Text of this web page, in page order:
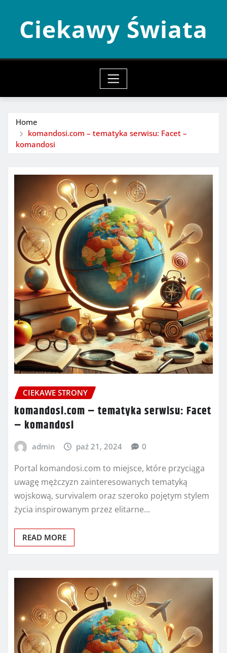
contentCiekawy Świata
Home
komandosi.com – tematyka serwisu: Facet –
komandosi
CIEKAWE STRONY
komandosi.com – tematyka serwisu: Facet
– komandosi
admin paź 21, 2024 0
Portal komandosi.com to miejsce, które przyciąga
uwagę mężczyzn zainteresowanych tematyką
wojskową, survivalem oraz szeroko pojętym stylem
życia inspirowanym przez elitarne…
READ MORE